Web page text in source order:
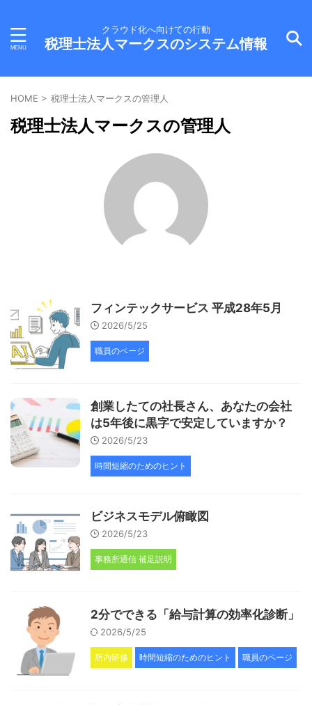
クラウド化へ向けての行動
税理士法人マークスのシステム情報
HOME > 税理士法人マークスの管理人
税理士法人マークスの管理人
フィンテックサービス 平成28年5月
2026/5/25
職員のページ
創業したての社長さん、あなたの会社
は5年後に黒字で安定していますか？
2026/5/23
時間短縮のためのヒント
ビジネスモデル俯瞰図
2026/5/23
事務所通信 補足説明
2分でできる「給与計算の効率化診断」
2026/5/25
所内研修 時間短縮のためのヒント 職員のページ